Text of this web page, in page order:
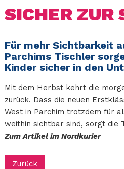
SICHER ZUR
Für mehr Sichtbarkeit
Parchims Tischler
Kinder sicher in den
Mit dem Herbst kehrt die
zurück. Dass die neuen
West in Parchim trotzdem für
weithin sichtbar sind, sorgt die
Zum Artikel im Nordkurier
Zurück